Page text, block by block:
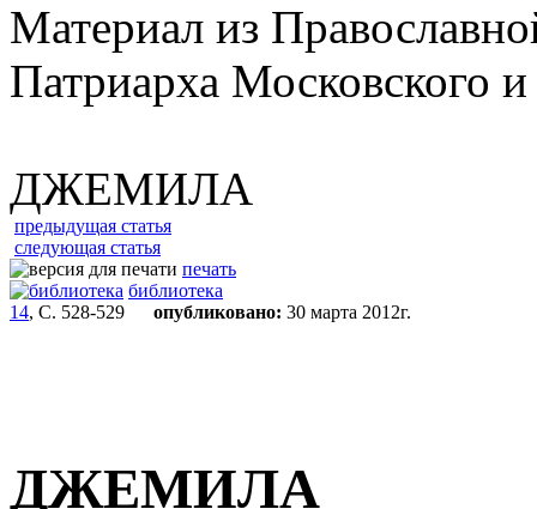
Материал из
Патриарха Московского
ДЖЕМИЛА
предыдущая статья
следующая статья
печать
библиотека
14, С. 528-529 опубликовано: 30 марта 2012г.
ДЖЕМИЛА